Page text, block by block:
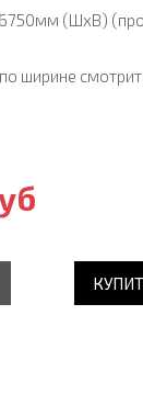
(ШхВ)
ширине